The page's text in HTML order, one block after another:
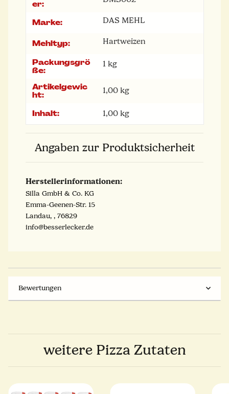
er:
Marke: DAS MEHL
Mehltyp: Hartweizen
Packungsgrö
ße:
1 kg
Artikelgewic
ht:
1,00 kg
Inhalt: 1,00 kg
Angaben zur Produktsicherheit
Herstellerinformationen:
Silla GmbH & Co. KG
Emma-Geenen-Str. 15
Landau, , 76829
info@besserlecker.de
Bewertungen
weitere Pizza Zutaten